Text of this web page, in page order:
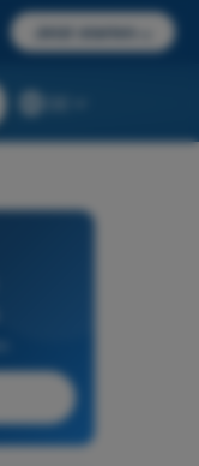
Jetzt starten